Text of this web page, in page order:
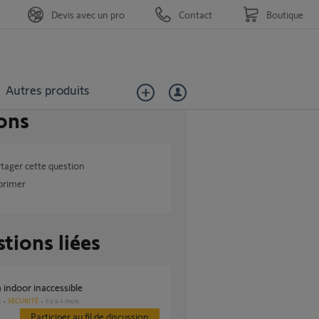
Autres produits
Devis avec un pro Contact Boutique
cette question
liées
indoor inaccessible
SÉCURITÉ il y a 4 mois
Participer au fil de discussion